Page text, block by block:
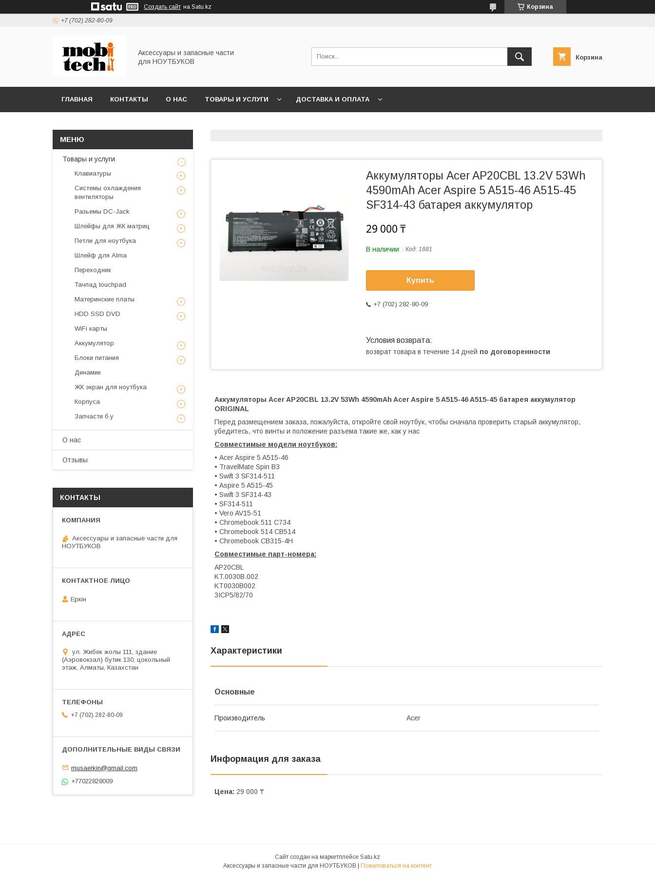
Создать сайт на Satu.kz Корзина
+7 (702) 282-80-09
Аксессуары и запасные части
для НОУТБУКОВ
Корзина
ГЛАВНАЯ КОНТАКТЫ О НАС ТОВАРЫ И УСЛУГИ ДОСТАВКА И ОПЛАТА
Аккумуляторы Acer AP20CBL 13.2V 53Wh
4590mAh Acer Aspire 5 A515-46 A515-45
SF314-43 батарея аккумулятор
29 000 ₸
В наличии Код: 1881
Купить
+7 (702) 282-80-09
возврат товара в течение 14 дней по договоренности
Аккумуляторы Acer AP20CBL 13.2V 53Wh 4590mAh Acer Aspire 5 A515-46 A515-45 батарея аккумулятор
ORIGINAL
Перед размещением заказа, пожалуйста, откройте свой ноутбук, чтобы сначала проверить старый аккумулятор,
убедитесь, что винты и положение разъема такие же, как у нас
Совместимые модели ноутбуков:
• Acer Aspire 5 A515-46
• TravelMate Spin B3
• Swift 3 SF314-511
• Aspire 5 A515-45
• Swift 3 SF314-43
• SF314-511
• Vero AV15-51
• Chromebook 511 C734
• Chromebook 514 CB514
• Chromebook CB315-4H
Совместимые парт-номера:
AP20CBL
KT.0030B.002
KT0030B002
3ICP5/82/70
Характеристики
Основные
Производитель Acer
Информация для заказа
Цена: 29 000 ₸
Товары и услуги
Клавиатуры
Системы охлаждения
вентиляторы
Разьемы DC-Jack
Шлейфы для ЖК матриц
Петли для ноутбука
Шлейф для Alma
Переходник
Тачпад touchpad
Материнские платы
HDD SSD DVD
WiFi карты
Аккумулятор
Блоки питания
Динамик
ЖК экран для ноутбука
Корпуса
Запчасти б.у
О нас
Отзывы
КОНТАКТЫ
Аксессуары и запасные части для
НОУТБУКОВ
Еркін
ул. Жибек жолы 111, здание
(Аэровокзал) бутик 130, цокольный
этаж, Алматы, Казахстан
+7 (702) 282-80-09
musaerkin@gmail.com
+77022828009
Сайт создан на маркетплейсе Satu.kz
Аксессуары и запасные части для НОУТБУКОВ | Пожаловаться на контент